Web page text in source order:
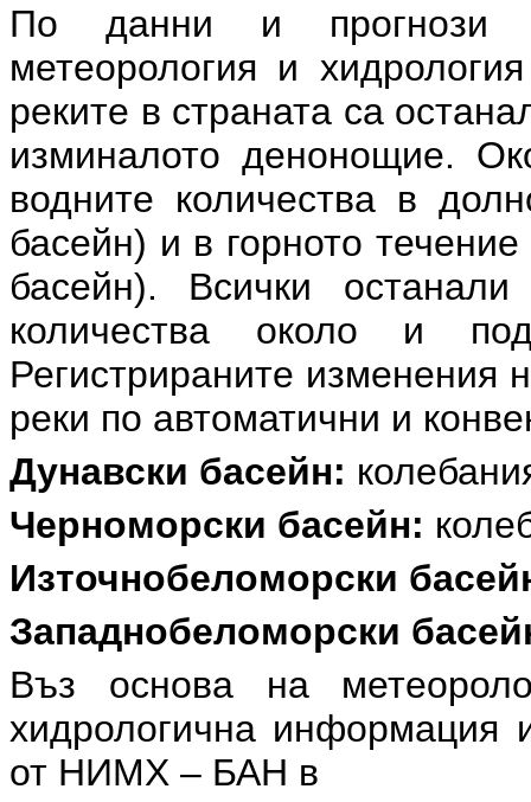
По данни и прогнози
метеорология и
реките в страната са
изминалото денонощие.
водните количества в
басейн) и в горното
басейн). Всички
количества около и
Регистрираните изменения
реки по автоматични и
Дунавски басейн:
Черноморски басейн:
Източнобеломорски
Западнобеломорски
Въз основа на
хидрологична информация
от НИМХ – БАН в